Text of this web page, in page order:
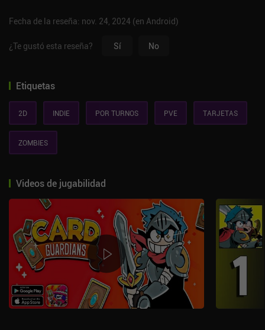
Fecha de la reseña: nov. 24, 2024 (en Android)
¿Te gustó esta reseña? Sí No
Etiquetas
2D INDIE POR TURNOS PVE TARJETAS
ZOMBIES
Videos de jugabilidad